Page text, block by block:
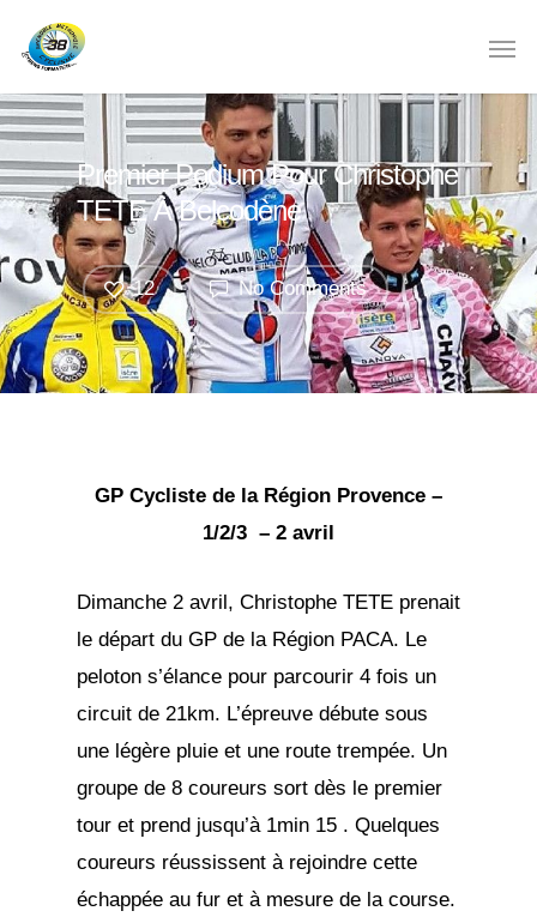
Premier Podium Pour Christophe
TETE À Belcodène
No Comments
12
GP Cycliste de la Région Provence –
1/2/3 – 2 avril
Dimanche 2 avril, Christophe TETE prenait
le départ du GP de la Région PACA. Le
peloton s’élance pour parcourir 4 fois un
circuit de 21km. L’épreuve débute sous
une légère pluie et une route trempée. Un
groupe de 8 coureurs sort dès le premier
tour et prend jusqu’à 1min 15 . Quelques
coureurs réussissent à rejoindre cette
échappée au fur et à mesure de la course.